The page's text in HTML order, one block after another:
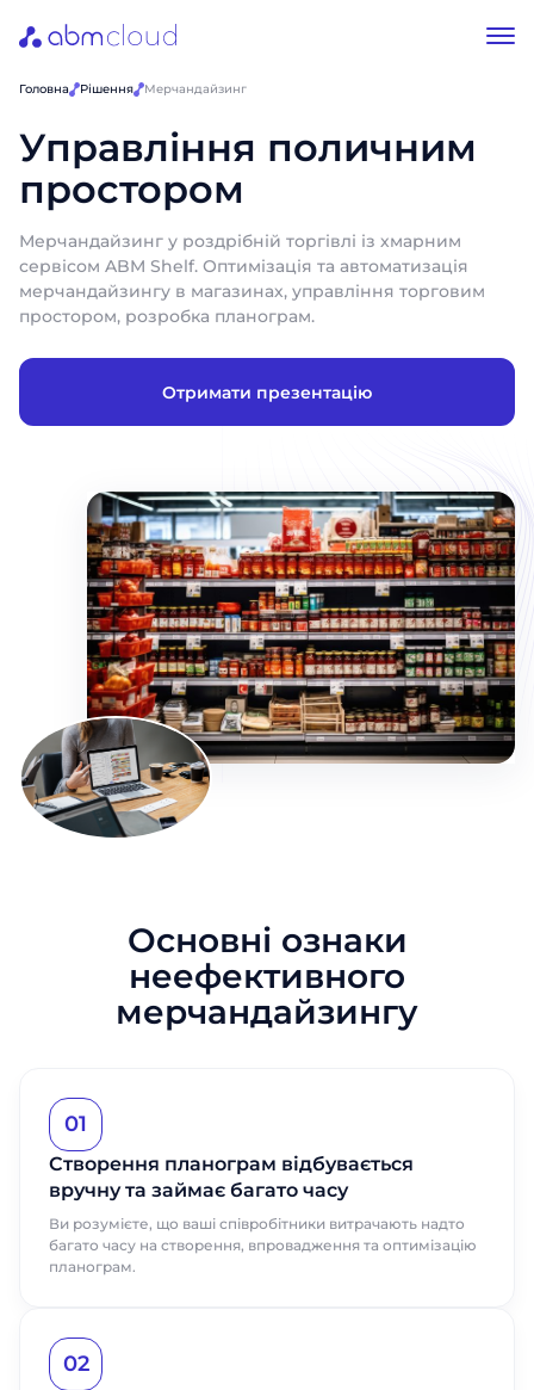
Головна Рішення Мерчандайзинг
Управління поличним
простором
Мерчандайзинг у роздрібній торгівлі із хмарним
сервісом ABM Shelf. Оптимізація та автоматизація
мерчандайзингу в магазинах, управління торговим
простором, розробка планограм.
Отримати презентацію
Основні ознаки
неефективного
мерчандайзингу
01
Створення планограм відбувається
вручну та займає багато часу
Ви розумієте, що ваші співробітники витрачають надто
багато часу на створення, впровадження та оптимізацію
планограм.
02